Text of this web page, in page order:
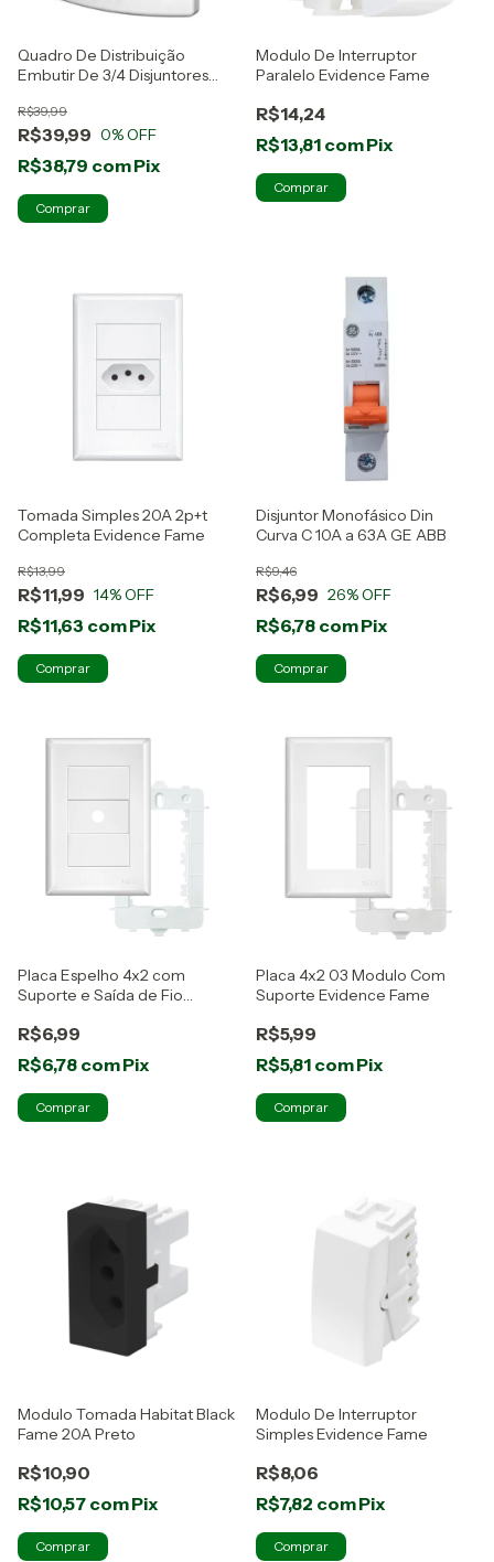
Quadro De Distribuição
Embutir De 3/4 Disjuntores
R$39,99
R$39,99
0% OFF
R$38,79 comPix
Modulo De Interruptor
Paralelo Evidence Fame
R$14,24
R$13,81 comPix
Tomada Simples 20A 2p+t
Completa Evidence Fame
R$11,99
R$13,99
14% OFF
R$11,63 comPix
Disjuntor Monofásico Din
Curva C 10A a 63A GE ABB
R$6,99
R$9,46
26% OFF
R$6,78 comPix
Comprar
Placa Espelho 4x2 com
Suporte e Saída de Fio
R$6,99
R$6,78 comPix
Placa 4x2 03 Modulo Com
Suporte Evidence Fame
R$5,99
R$5,81 comPix
Modulo Tomada Habitat Black
Fame 20A Preto
R$10,90
R$10,57 comPix
Modulo De Interruptor
Simples Evidence Fame
R$8,06
R$7,82 comPix